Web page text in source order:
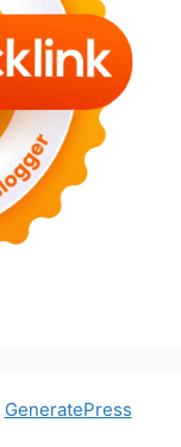
GeneratePress